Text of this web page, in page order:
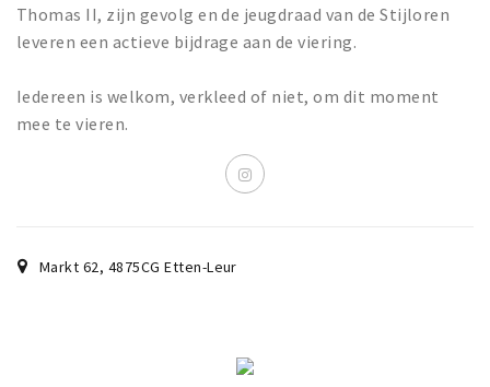
Thomas II, zijn gevolg en de jeugdraad van de Stijloren
leveren een actieve bijdrage aan de viering.
Iedereen is welkom, verkleed of niet, om dit moment
mee te vieren.
Markt 62, 4875CG Etten-Leur